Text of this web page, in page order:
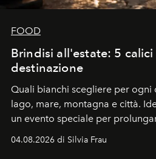
FOOD
Brindisi all'estate: 5
destinazione
Quali bianchi scegliere per ogni
lago, mare, montagna e città.
un evento speciale per
04.08.2026 di Silvia Frau